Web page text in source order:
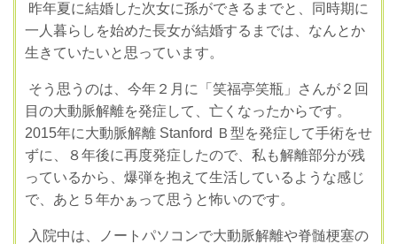
昨年夏に結婚した次女に孫ができるまでと、同時期に
一人暮らしを始めた長女が結婚するまでは、なんとか
生きていたいと思っています。
そう思うのは、今年２月に「笑福亭笑瓶」さんが２回
目の大動脈解離を発症して、 亡くなったからです。
2015年に大動脈解離 Stanford Ｂ型を発症して手術をせ
ずに、８年後に再度発症 したので、私も解離部分が残
っているから、爆弾を抱えて生活しているような感じ
で、あと５年かぁって思うと怖いのです。
入院中は、ノートパソコンで大動脈解離や脊髄梗塞の